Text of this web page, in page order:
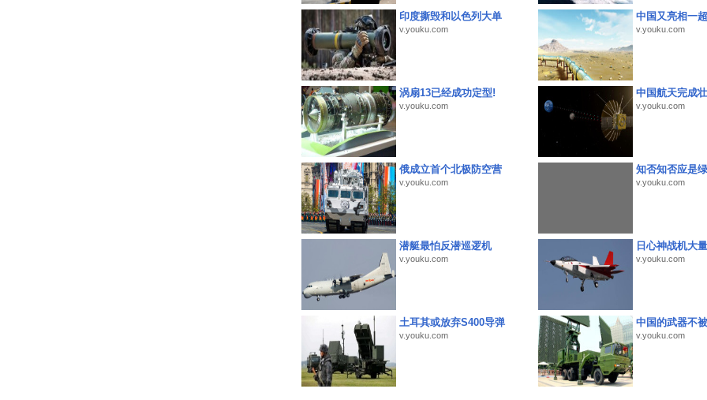
印度撕毁和以色列大单
v.youku.com
中国又亮相一
v.youku.com
涡扇13已经成功定型!
v.youku.com
中国航天完成
v.youku.com
俄成立首个北极防空营
v.youku.com
知否知否应是
v.youku.com
潜艇最怕反潜巡逻机
v.youku.com
日心神战机大
v.youku.com
土耳其或放弃S400导弹
v.youku.com
中国的武器不
v.youku.com